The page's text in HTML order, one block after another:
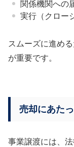
関係機関への
実行（クロー
スムーズに進め
が重要です。
売却にあた
事業譲渡には、